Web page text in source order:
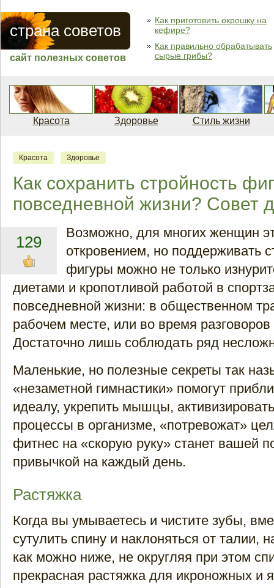
страна советов
сайт полезных советов
Как приготовить окрошку на
кефире?
Как правильно обрабатывать
сырые грибы?
Красота Здоровье Стиль жизни
Красота Здоровье
Как сохранить стройность
повседневной жизни? Совет
129
Возможно, для многих женщин
откровением, но поддерживать
фигуры можно не только
диетами и кропотливой работой в
повседневной жизни: в общественном
рабочем месте, или во время
Достаточно лишь соблюдать ряд
Маленькие, но полезные секреты так
«незаметной гимнастики» помогут
идеалу, укрепить мышцы,
процессы в организме, «потревожат»
фитнес на «скорую руку» станет вашей
привычкой на каждый день.
Растяжка
Когда вы умываетесь и чистите зубы,
сутулить спину и наклоняться от талии,
как можно ниже, не округляя при этом
прекрасная растяжка для икроножных и